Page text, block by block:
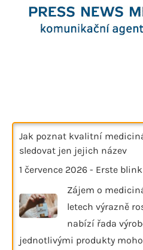
Jak poznat kvalitní
sledovat jen jejich název
1 července 2026 - Erste blink
Zájem o
letech výrazně
nabízí řada
jednotlivými produkty